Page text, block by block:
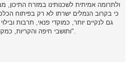
ולתרומה אמיתית לשכנותינו במזרח התיכון,
כי בקרוב הנמלים ישרתו לא רק בפיתוח
גם לנקיים יותר, כמוקדי פנאי, תרבות
ותושבי חיפה והקריות, כמקובל בערי הנמל המובילות בעולם".